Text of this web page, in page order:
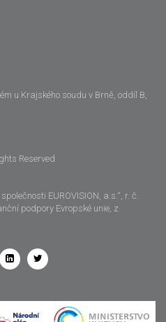
u Krajského soudu v Brně, oddíl B,
Reserved
EUROVISION, a.s.“, r. č.
podpory Evropské unie, z